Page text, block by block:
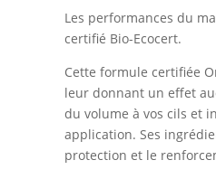
Les performances du
certifié Bio-Ecocert.
Cette formule certifiée
leur donnant un effet
du volume à vos cils et
application. Ses
protection et le